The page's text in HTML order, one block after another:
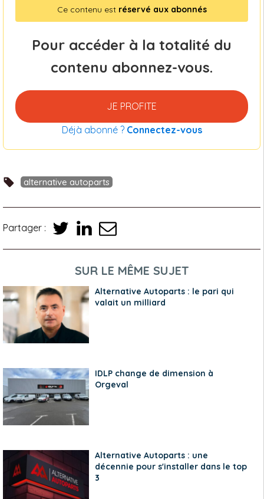
Ce contenu est réservé aux abonnés
Pour accéder à la totalité du
contenu abonnez-vous.
JE PROFITE
Déjà abonné ? Connectez-vous
alternative autoparts
Partager :
SUR LE MÊME SUJET
Alternative Autoparts : le pari qui
valait un milliard
IDLP change de dimension à
Orgeval
Alternative Autoparts : une
décennie pour s'installer dans le top
3